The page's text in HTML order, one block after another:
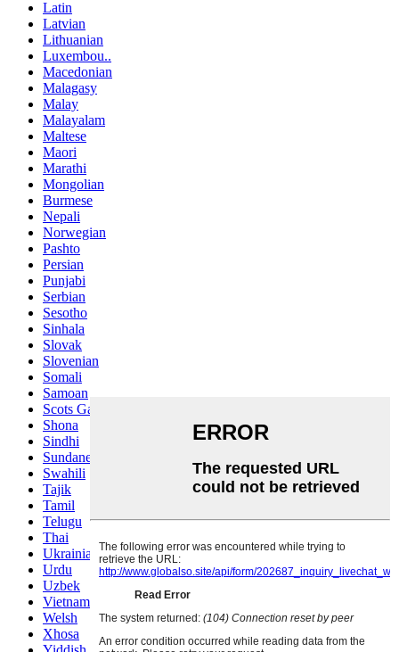
Latin
Latvian
Lithuanian
Luxembou..
Macedonian
Malagasy
Malay
Malayalam
Maltese
Maori
Marathi
Mongolian
Burmese
Nepali
Norwegian
Pashto
Persian
Punjabi
Serbian
Sesotho
Sinhala
Slovak
Slovenian
Somali
Samoan
Scots Gaelic
Shona
Sindhi
Sundanese
Swahili
Tajik
Tamil
Telugu
Thai
Ukrainian
Urdu
Uzbek
Vietnamese
Welsh
Xhosa